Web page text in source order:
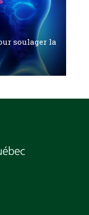
soulager la